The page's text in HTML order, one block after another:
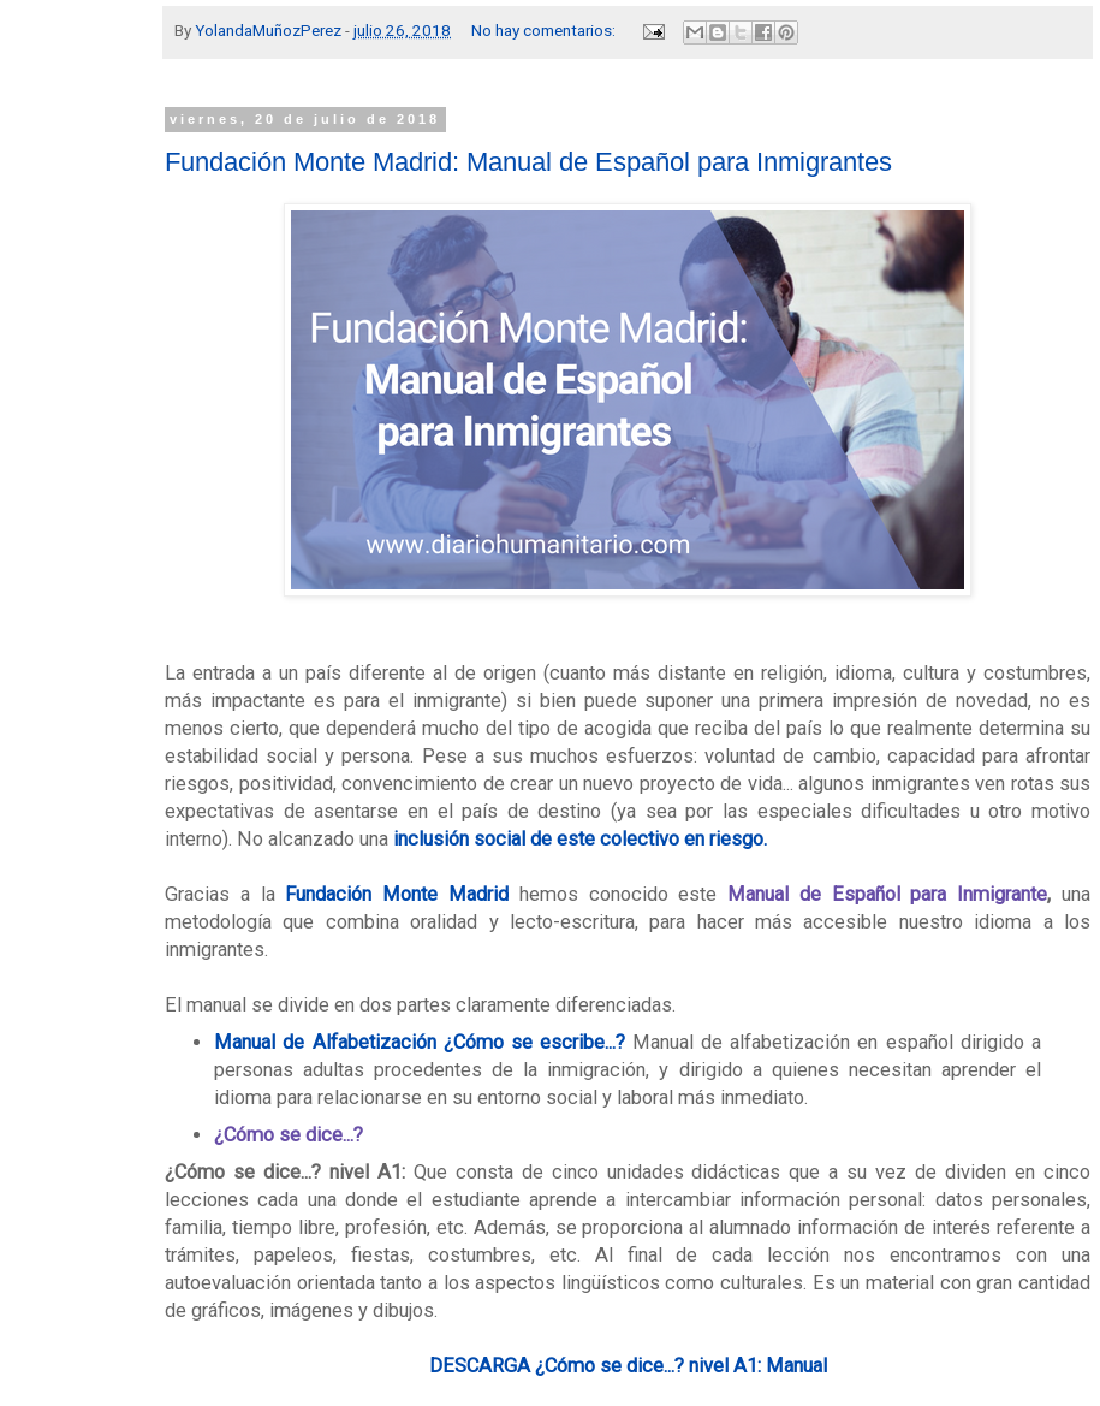
ByYolandaMuñozPerez-julio 26, 2018 No hay comentarios:
viernes, 20 de julio de 2018
Fundación Monte Madrid: Manual de Español para Inmigrantes
La entrada a un país diferente al de origen (cuanto más distante en religión, idioma, cultura y costumbres,
más impactante es para el inmigrante) si bien puede suponer una primera impresión de novedad, no es
menos cierto, que dependerá mucho del tipo de acogida que reciba del país lo que realmente determina su
estabilidad social y persona. Pese a sus muchos esfuerzos: voluntad de cambio, capacidad para afrontar
riesgos, positividad, convencimiento de crear un nuevo proyecto de vida... algunos inmigrantes ven rotas sus
expectativas de asentarse en el país de destino (ya sea por las especiales dificultades u otro motivo
interno). No alcanzado una inclusión social de este colectivo en riesgo.
Gracias a la Fundación Monte Madridhemos conocido este Manual de Español para Inmigrante,una
metodología que combina oralidad y lecto-escritura, para hacer más accesible nuestro idioma a los
inmigrantes.
El manual se divide en dos partes claramente diferenciadas.
Manual de Alfabetización ¿Cómo se escribe...? Manual de alfabetización en español dirigido a
personas adultas procedentes de la inmigración, y dirigido a quienes necesitan aprender el
idioma para relacionarse en su entorno social y laboral más inmediato.
¿Cómo se dice...?
¿Cómo se dice...? nivel A1: Que consta de cinco unidades didácticas que a su vez de dividen en cinco
lecciones cada una donde el estudiante aprende a intercambiar información personal: datos personales,
familia, tiempo libre, profesión, etc. Además, se proporciona al alumnado información de interés referente a
trámites, papeleos, fiestas, costumbres, etc. Al final de cada lección nos encontramos con una
autoevaluación orientada tanto a los aspectos lingüísticos como culturales. Es un material con gran cantidad
de gráficos, imágenes y dibujos.
DESCARGA ¿Cómo se dice...? nivel A1: Manual